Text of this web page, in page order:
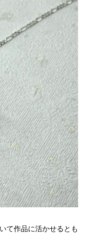
て作品に活かせるとも